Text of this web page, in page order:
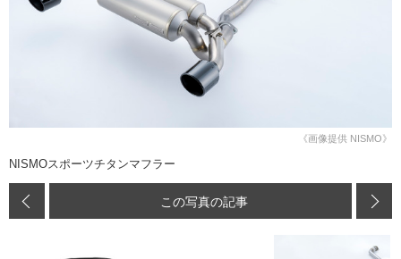
《画像提供 NISMO》
NISMOスポーツチタンマフラー
この写真の記事